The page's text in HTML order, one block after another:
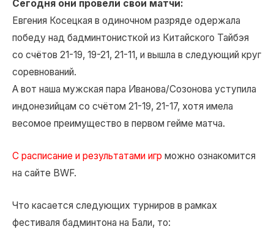
Сегодня они провели свои матчи:
Евгения Косецкая в одиночном разряде одержала
победу над бадминтонисткой из Китайского Тайбэя
со счётов 21-19, 19-21, 21-11, и вышла в следующий круг
соревнований.
А вот наша мужская пара Иванова/Созонова уступила
индонезийцам со счётом 21-19, 21-17, хотя имела
весомое преимущество в первом гейме матча.
С расписание и результатами игр можно ознакомится
на сайте BWF.
Что касается следующих турниров в рамках
фестиваля бадминтона на Бали, то: